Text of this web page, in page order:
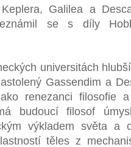
Galilea a
se s díly
universitách
Gassendim a
renezanci filosofie
budoucí filosof
výkladem světa a
těles z